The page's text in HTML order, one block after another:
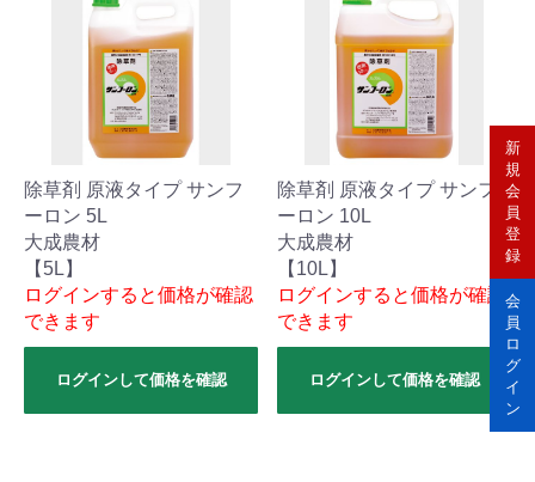
除草剤 原液タイプ サンフ
ーロン 5L
大成農材
【5L】
ログインすると価格が確認
できます
ログインして価格を確認
除草剤 原液タイプ サンフ
ーロン 10L
大成農材
【10L】
ログインすると価格が確認
できます
ログインして価格を確認
新
規
会
員
登
録
会
員
ロ
グ
イ
ン